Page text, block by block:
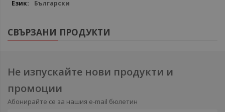
Български
СВЪРЗАНИ ПРОДУКТИ
Не изпускайте нови продукти и
промоции
Абонирайте се за нашия e-mail бюлетин